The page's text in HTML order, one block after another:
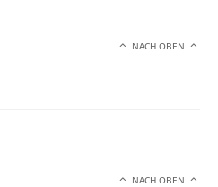
NACH OBEN
NACH OBEN